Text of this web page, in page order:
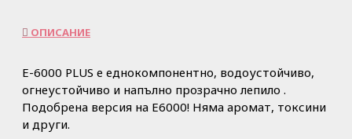
ОПИСАНИЕ
Е-6000 PLUS е еднокомпонентно, водоустойчиво,
огнеустойчиво и напълно прозрачно лепило .
Подобрена версия на Е6000! Няма аромат, токсини
и други.